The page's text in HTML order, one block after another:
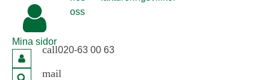
Mina sidor
oss
call020-63 00 63
mail